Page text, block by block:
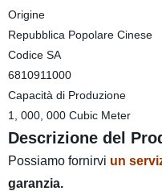
Origine
Repubblica Popolare Cinese
Codice SA
6810911000
Capacità di Produzione
1, 000, 000 Cubic Meter
Descrizione del
Possiamo fornirvi un
garanzia.